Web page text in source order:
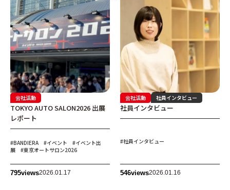
会社活動
TOKYO AUTO SALON2026 出展
レポート
#BANDIERA #イベント
#イベント出
展
#東京オートサロン2026
795views2026.01.17
会社活動 社員インタビュー
社員インタビュー
#社員インタビュー
546views2026.01.16